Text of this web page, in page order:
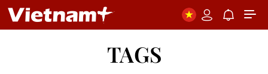
TAGS